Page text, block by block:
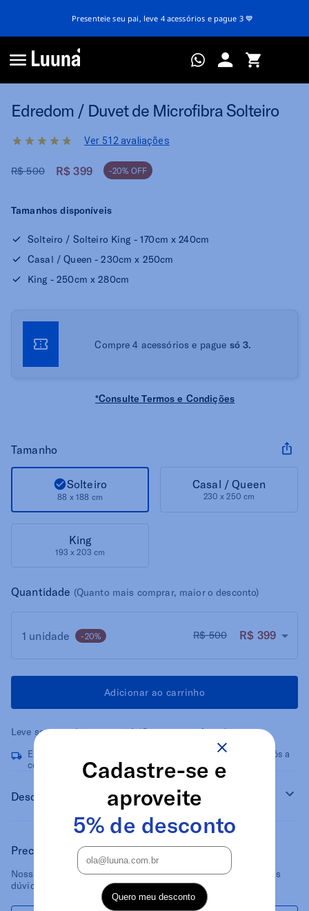
Presenteie seu pai, leve 4 acessórios e pague 3 💙
Edredom / Duvet de Microfibra Solteiro
Ver 512 avaliações
R$ 500 R$ 399 -20% OFF
Tamanhos disponíveis
Solteiro / Solteiro King - 170cm x 240cm
Casal / Queen - 230cm x 250cm
King - 250cm x 280cm
Compre 4 acessórios e pague só 3.
*Consulte Termos e Condições
Tamanho
Solteiro
88 x 188 cm
Casal / Queen
230 x 250 cm
King
193 x 203 cm
Quantidade (Quanto mais comprar, maior o desconto)
1 unidade -20% R$ 500 R$ 399
Adicionar ao carrinho
Leve seus produtos em até 18 vezes sem juros*
Entrega rápida e gratuita. Receba a partir de 2 dias úteis após a
confirmação do pagamento
Descrição
Precisa de ajuda?
Nossos especialistas estão disponíveis para responder suas
dúvidas.
Cadastre-se e
aproveite
5% de desconto
Quero meu desconto